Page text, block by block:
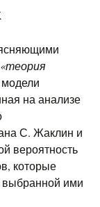
«теория
на анализе
С. Жаклин и
вероятность
которые
выбранной ими